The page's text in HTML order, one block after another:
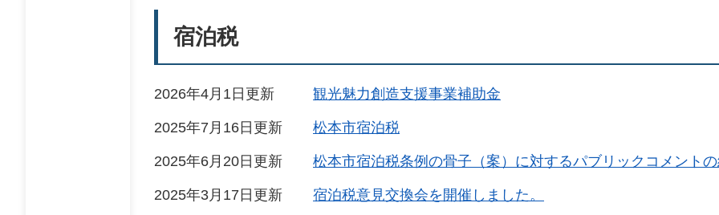
宿泊税
2026年4月1日更新 観光魅力創造支援事業補助金
2025年7月16日更新 松本市宿泊税
2025年6月20日更新 松本市宿泊税条例の骨子（案）に対するパブリックコメント
2025年3月17日更新 宿泊税意見交換会を開催しました。